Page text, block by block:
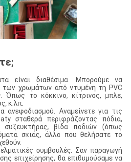
είναι διαθέσιμα. Μπορούμε να
των χρωμάτων από ντυμένη τη PVC
Όπως το κόκκινο, κίτρινος, μπλε,
κ.λπ.
Αναμείνετε για τις
σταθερά περιφράζοντας πόδια,
βίδα ποδιών (όπως
σκιάς, άλλο που θελήσατε το
συμβουλές. Σαν παραγωγή
επιχείρησης, θα επιθυμούσαμε να